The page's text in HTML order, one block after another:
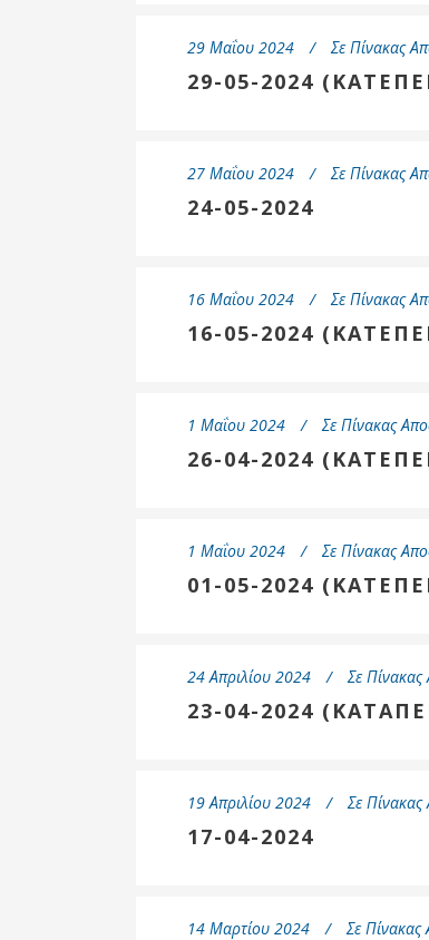
Δημοτικές
Ενότητες
29 Μαΐου 2024 Σε Πίνακας
29-05-2024
27 Μαΐου 2024 Σε Πίνακας
24-05-2024
16 Μαΐου 2024 Σε Πίνακας
16-05-2024
1 Μαΐου 2024 Σε Πίνακας
26-04-2024
1 Μαΐου 2024 Σε Πίνακας
01-05-2024
24 Απριλίου 2024 Σε
23-04-2024
19 Απριλίου 2024 Σε
17-04-2024
14 Μαρτίου 2024 Σε Πίνακας